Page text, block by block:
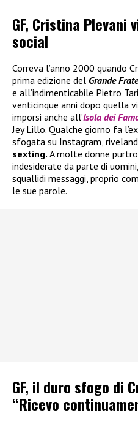
GF, Cristina
social
Correva l’anno 2000 quando
prima edizione del Grande
e all’indimenticabile Pietro
venticinque anni dopo quella
imporsi anche all’Isola dei
Jey Lillo. Qualche giorno fa
sfogata su Instagram,
sexting. A molte donne
indesiderate da parte di
squallidi messaggi, proprio
le sue parole.
GF, il duro sfogo di
“Ricevo